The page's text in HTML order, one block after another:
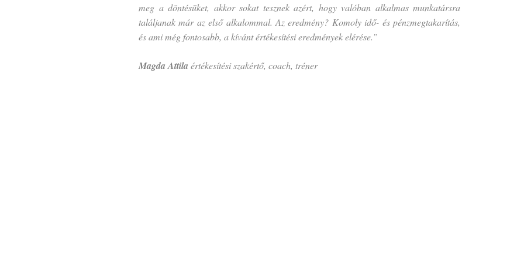
meg a döntésüket, akkor sokat tesznek azért, hogy valóban alkalmas munkatársra
találjanak már az első alkalommal. Az eredmény? Komoly idő- és pénzmegtakarítás,
és ami még fontosabb, a kívánt értékesítési eredmények elérése.”
Magda Attila értékesítési szakértő, coach, tréner